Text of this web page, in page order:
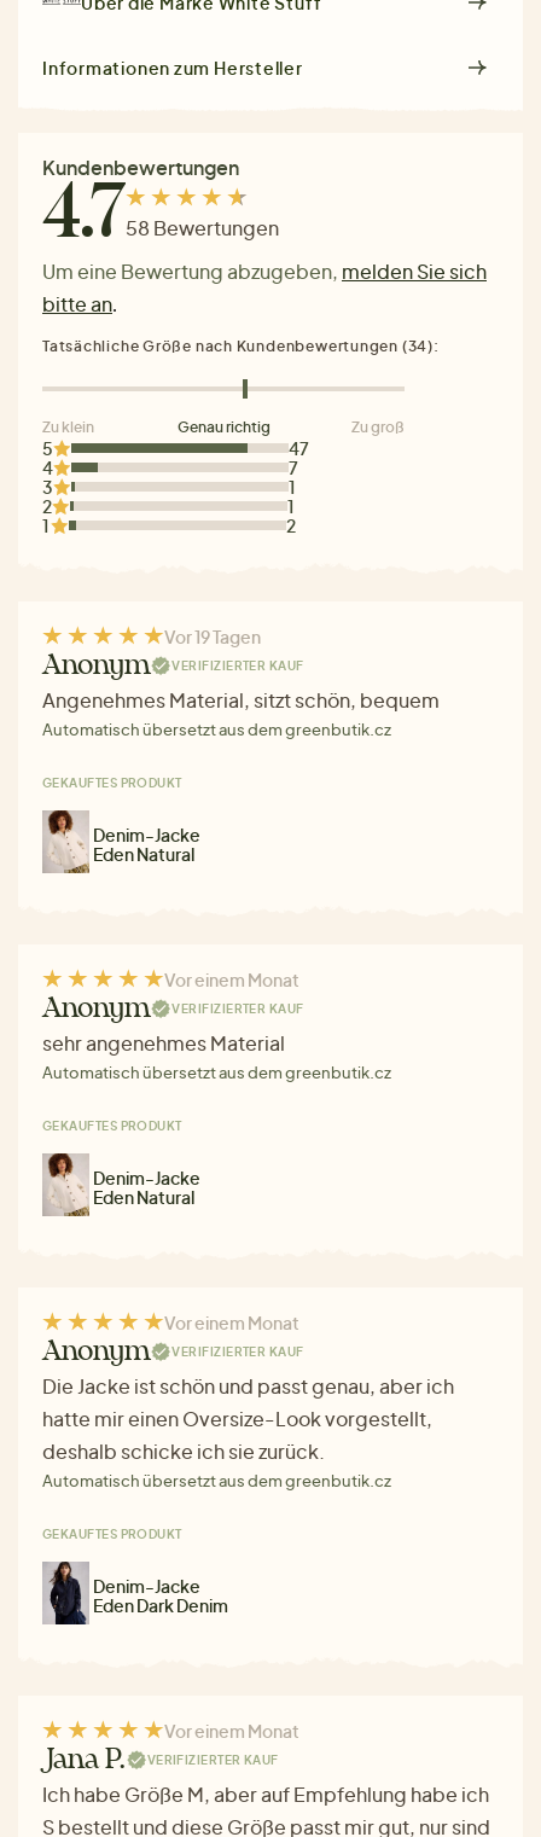
Informationen zum Hersteller
Kundenbewertungen
4.758 Bewertungen
Um eine Bewertung abzugeben, melden Sie sich
bitte an.
5
47
4
7
3
1
2
1
1
2
Tatsächliche Größe nach Kundenbewertungen (34):
Zu klein Genau richtig Zu groß
Vor 19 Tagen
Anonym VERIFIZIERTER KAUF
Angenehmes Material, sitzt schön, bequem
Automatisch übersetzt aus dem greenbutik.cz
GEKAUFTES PRODUKT
Denim-Jacke
Eden Natural
Vor einem Monat
Anonym VERIFIZIERTER KAUF
sehr angenehmes Material
Automatisch übersetzt aus dem greenbutik.cz
GEKAUFTES PRODUKT
Denim-Jacke
Eden Natural
Vor einem Monat
Anonym VERIFIZIERTER KAUF
Die Jacke ist schön und passt genau, aber ich
hatte mir einen Oversize-Look vorgestellt,
deshalb schicke ich sie zurück.
Automatisch übersetzt aus dem greenbutik.cz
GEKAUFTES PRODUKT
Denim-Jacke
Eden Dark Denim
Vor einem Monat
Jana P. VERIFIZIERTER KAUF
Ich habe Größe M, aber auf Empfehlung habe ich
S bestellt und diese Größe passt mir gut, nur sind